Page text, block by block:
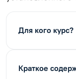
Для кого курс?
Краткое